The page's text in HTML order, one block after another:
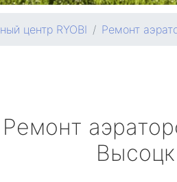
центр RYOBI Ремонт
Ремонт
Высоцк